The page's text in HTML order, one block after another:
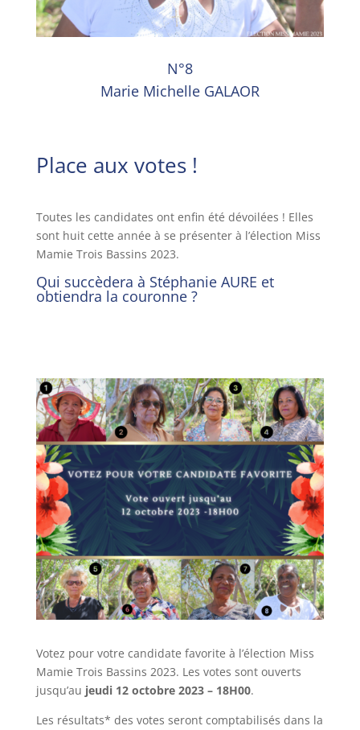
N°8
Marie Michelle GALAOR
Place aux votes !
Toutes les candidates ont enfin été dévoilées ! Elles
sont huit cette année à se présenter à l’élection Miss
Mamie Trois Bassins 2023.
Qui succèdera à Stéphanie AURE et
obtiendra la couronne ?
Votez pour votre candidate favorite à l’élection Miss
Mamie Trois Bassins 2023. Les votes sont ouverts
jusqu’au jeudi 12 octobre 2023 – 18H00.
Les résultats* des votes seront comptabilisés dans la